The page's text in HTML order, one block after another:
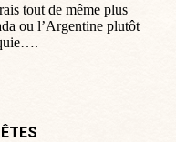
tout de même plus
ou l’Argentine plutôt